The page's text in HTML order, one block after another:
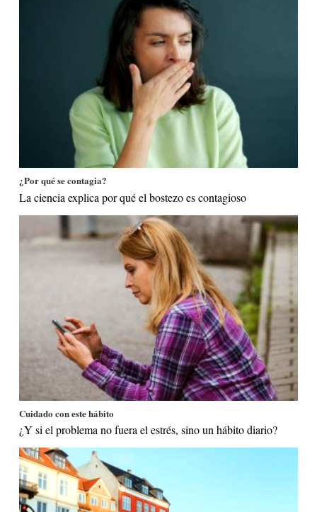
¿Por qué se contagia?
La ciencia explica por qué el bostezo es contagioso
Cuidado con este hábito
¿Y si el problema no fuera el estrés, sino un hábito diario?